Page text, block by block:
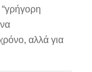
αλλά για